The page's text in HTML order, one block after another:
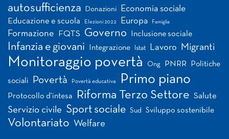
autosufficienza
Donazioni Economia sociale
Educazione e scuola Elezioni 2022 Europa Famiglia
Formazione FQTS Governo Inclusione sociale
Infanzia e giovani Integrazione Istat Lavoro Migranti
Monitoraggio povertà Ong PNRR Politiche
sociali Povertà Povertà educativa Primo piano
Protocollo d'intesa Riforma Terzo Settore Salute
Servizio civile Sport sociale Sud Sviluppo sostenibile
Volontariato Welfare